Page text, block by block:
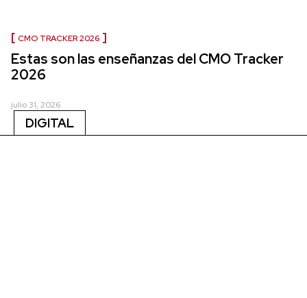
CMO TRACKER 2026
Estas son las enseñanzas del CMO Tracker
2026
julio 31, 2026
DIGITAL